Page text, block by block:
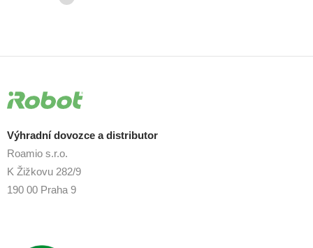
Výhradní dovozce a distributor
Roamio s.r.o.
K Žižkovu 282/9
190 00 Praha 9